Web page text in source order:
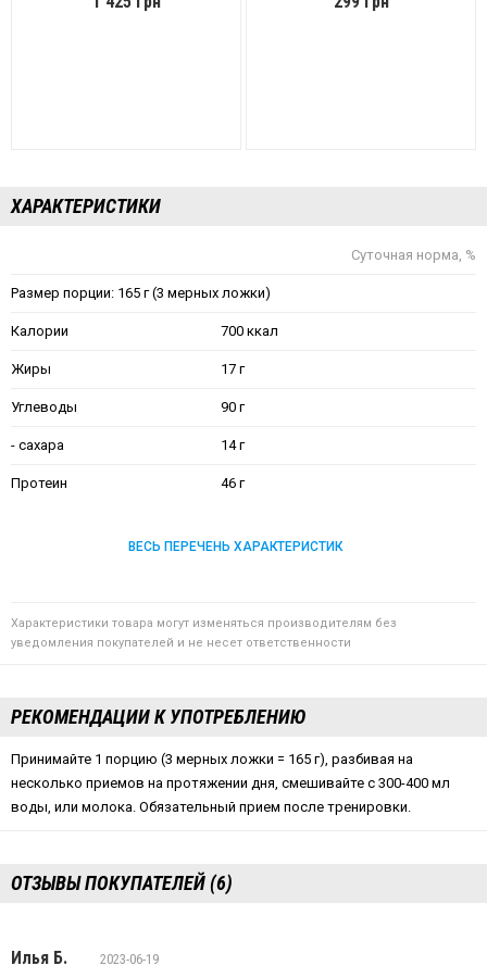
ХАРАКТЕРИСТИКИ
Суточная норма, %
Размер порции: 165 г (3 мерных ложки)
Калории 700 ккал
Жиры 17 г
Углеводы 90 г
- сахара 14 г
Протеин 46 г
ВЕСЬ ПЕРЕЧЕНЬ ХАРАКТЕРИСТИК
Характеристики товара могут изменяться производителям без
уведомления покупателей и не несет ответственности
РЕКОМЕНДАЦИИ К УПОТРЕБЛЕНИЮ
Принимайте 1 порцию (3 мерных ложки = 165 г), разбивая на
несколько приемов на протяжении дня, смешивайте с 300-400 мл
воды, или молока. Обязательный прием после тренировки.
ОТЗЫВЫ ПОКУПАТЕЛЕЙ (6)
Илья Б.
2023-06-19